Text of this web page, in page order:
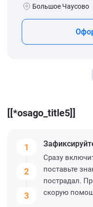
Большое Чаусово
[[*osago_title5]]
1
2
3
Сразу
поставьте
пострадал.
скорую